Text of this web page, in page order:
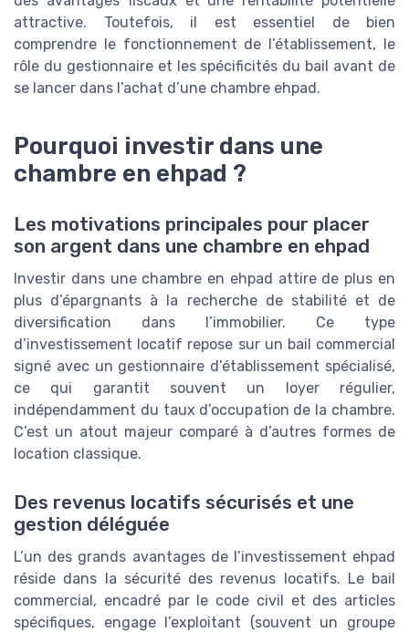
attractive. Toutefois, il est essentiel de bien
comprendre le fonctionnement de l’établissement, le
rôle du gestionnaire et les spécificités du bail avant de
se lancer dans l’achat d’une chambre ehpad.
Pourquoi investir dans une
chambre en ehpad ?
Les motivations principales pour placer
son argent dans une chambre en ehpad
Investir dans une chambre en ehpad attire de plus en
plus d’épargnants à la recherche de stabilité et de
diversification dans l’immobilier. Ce type
d’investissement locatif repose sur un bail commercial
signé avec un gestionnaire d’établissement spécialisé,
ce qui garantit souvent un loyer régulier,
indépendamment du taux d’occupation de la chambre.
C’est un atout majeur comparé à d’autres formes de
location classique.
Des revenus locatifs sécurisés et une
gestion déléguée
L’un des grands avantages de l’investissement ehpad
réside dans la sécurité des revenus locatifs. Le bail
commercial, encadré par le code civil et des articles
spécifiques, engage l’exploitant (souvent un groupe